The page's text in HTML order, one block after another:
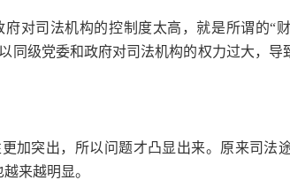
对司法机构的控制度太高，就是所谓的“
级党委和政府对司法机构的权力过大，
加突出，所以问题才凸显出来。原来司法
来越明显。